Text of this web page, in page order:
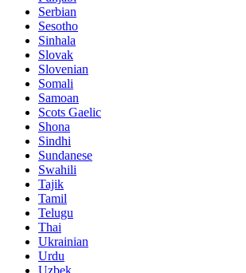
Serbian
Sesotho
Sinhala
Slovak
Slovenian
Somali
Samoan
Scots Gaelic
Shona
Sindhi
Sundanese
Swahili
Tajik
Tamil
Telugu
Thai
Ukrainian
Urdu